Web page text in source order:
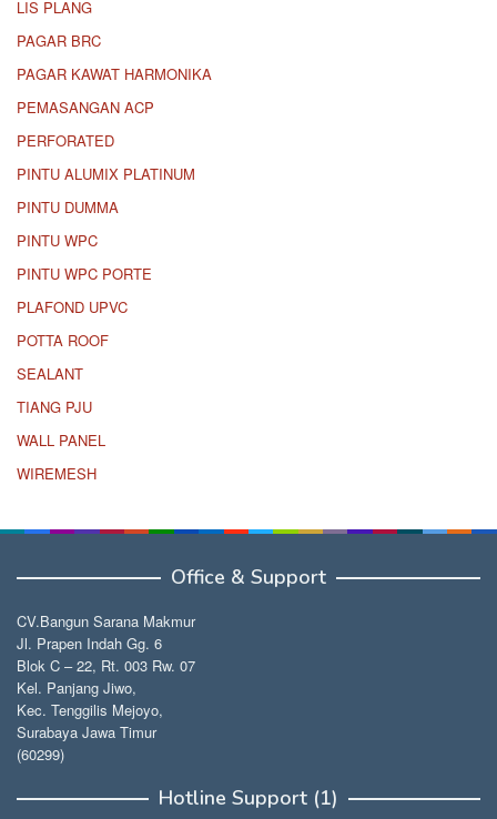
LIS PLANG
PAGAR BRC
PAGAR KAWAT HARMONIKA
PEMASANGAN ACP
PERFORATED
PINTU ALUMIX PLATINUM
PINTU DUMMA
PINTU WPC
PINTU WPC PORTE
PLAFOND UPVC
POTTA ROOF
SEALANT
TIANG PJU
WALL PANEL
WIREMESH
Office & Support
CV.Bangun Sarana Makmur
Jl. Prapen Indah Gg. 6
Blok C – 22, Rt. 003 Rw. 07
Kel. Panjang Jiwo,
Kec. Tenggilis Mejoyo,
Surabaya Jawa Timur
(60299)
Hotline Support (1)